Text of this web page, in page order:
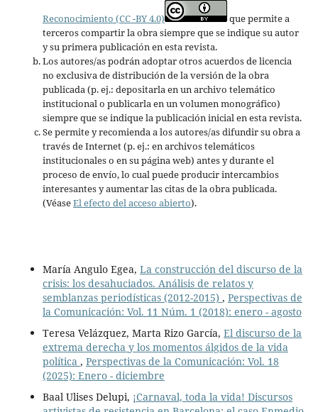
Reconocimiento (CC -BY 4.0)
que permite a
terceros compartir la obra siempre que se indique su autor
y su primera publicación en esta revista.
Los autores/as podrán adoptar otros acuerdos de licencia
no exclusiva de distribución de la versión de la obra
publicada (p. ej.: depositarla en un archivo telemático
institucional o publicarla en un volumen monográfico)
siempre que se indique la publicación inicial en esta revista.
Se permite y recomienda a los autores/as difundir su obra a
través de Internet (p. ej.: en archivos telemáticos
institucionales o en su página web) antes y durante el
proceso de envío, lo cual puede producir intercambios
interesantes y aumentar las citas de la obra publicada.
(VéaseEl efecto del acceso abierto).
María Angulo Egea, La construcción del discurso de la
crisis: los desahuciados. Análisis de relatos y
semblanzas periodísticas (2012-2015) , Perspectivas de
la Comunicación: Vol. 11 Núm. 1 (2018): enero - agosto
Teresa Velázquez, Marta Rizo García, El discurso de la
extrema derecha y los momentos álgidos de la vida
política , Perspectivas de la Comunicación: Vol. 18
(2025): Enero - diciembre
Baal Ulises Delupi, ¡Carnaval, toda la vida! Discursos